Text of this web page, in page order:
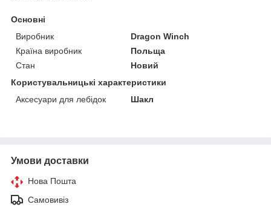
Основні
Виробник
Dragon Winch
Країна виробник
Польща
Стан
Новий
Користувальницькі характеристики
Аксесуари для лебідок
Шакл
Умови доставки
Нова Пошта
Самовивіз